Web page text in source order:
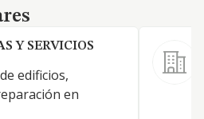
Y SERVICIOS
edificios,
en